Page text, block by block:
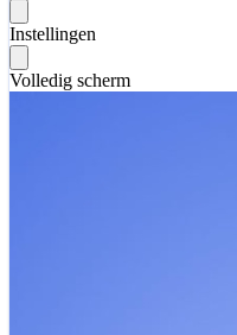
Instellingen
Volledig scherm